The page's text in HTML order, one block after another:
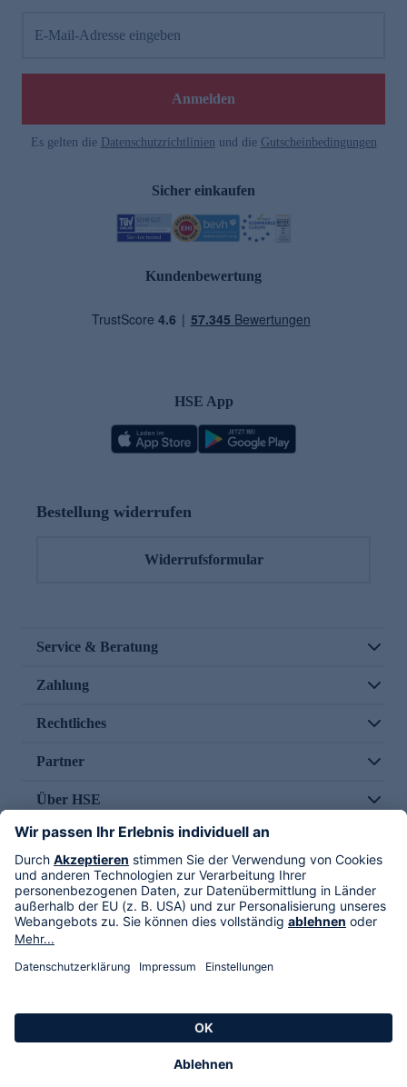
E-Mail-Adresse eingeben
Anmelden
Es gelten die Datenschutzrichtlinien und die Gutscheinbedingungen
Sicher einkaufen
Kundenbewertung
HSE App
Bestellung widerrufen
Widerrufsformular
Service & Beratung
Zahlung
Rechtliches
Partner
Über HSE
Im TV
HSE International